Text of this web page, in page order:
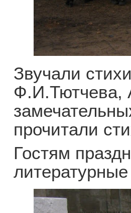
Звучали
Ф.И.Тютчева,
прочитали
Гостям